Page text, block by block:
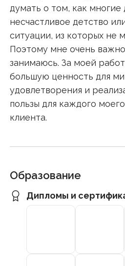
думать о том, как
несчастливое детство
ситуации, из которых не
Поэтому мне очень
занимаюсь. За моей
большую ценность для
удовлетворения и
пользы для каждого
клиента.
Образование
Дипломы и